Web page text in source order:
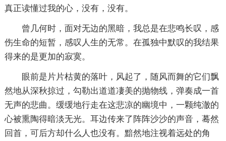
真正读懂过我的心，没有，没有。
曾几何时，面对无边的黑暗，我总是在悲鸣长叹，感
伤生命的短暂，感叹人生的无常。在孤独中默叹的我结果
得来的是更加的寂寞。
眼前是片片枯黄的落叶，风起了，随风而舞的它们飘
然地从深秋掠过，勾勒出道道凄美的抛物线，弹奏成一首
无声的悲曲。缓缓地行走在这悲凉的幽境中，一颗纯澈的
心被熏陶得暗淡无光。耳边传来了阵阵沙沙的声音，蓦然
回首，可后方却什么人也没有。黯然地注视着远处的角